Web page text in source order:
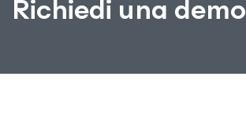
RNE
Richiedi una demo